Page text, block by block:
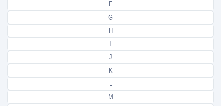
F
G
H
J
K
L
M